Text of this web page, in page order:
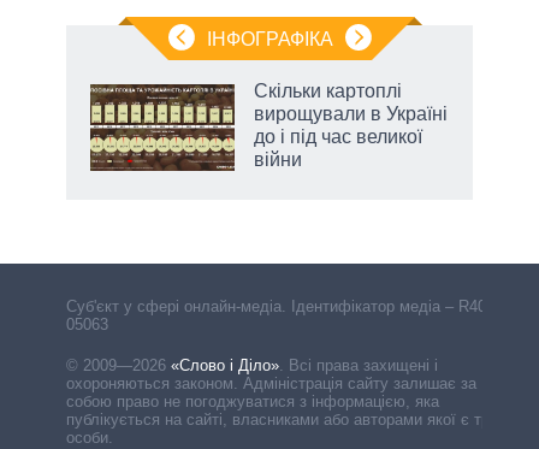
ІНФОГРАФІКА
Скільки картоплі
вирощували в Україні
до і під час великої
війни
Cуб'єкт у сфері онлайн-медіа. Ідентифікатор медіа – R40-
05063
© 2009—2026 «Слово і Діло». Всі права захищені і
охороняються законом. Адміністрація сайту залишає за
собою право не погоджуватися з інформацією, яка
публікується на сайті, власниками або авторами якої є треті
особи.